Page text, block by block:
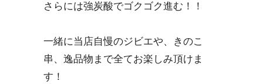
さらには強炭酸でゴクゴク進む！！
一緒に当店自慢のジビエや、きのこ
串、逸品物まで全てお楽しみ頂けま
す！